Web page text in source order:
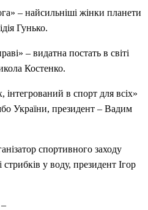
– найсильніші жінки планети
Гунько.
– видатна постать в світі
Костенко.
в спорт для всіх»
України, президент – Вадим
спортивного заходу
у воду, президент Ігор